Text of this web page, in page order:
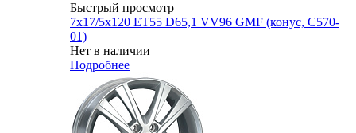
Быстрый просмотр
7x17/5x120 ET55 D65,1 VV96 GMF (конус, C570-
01)
Нет в наличии
Подробнее